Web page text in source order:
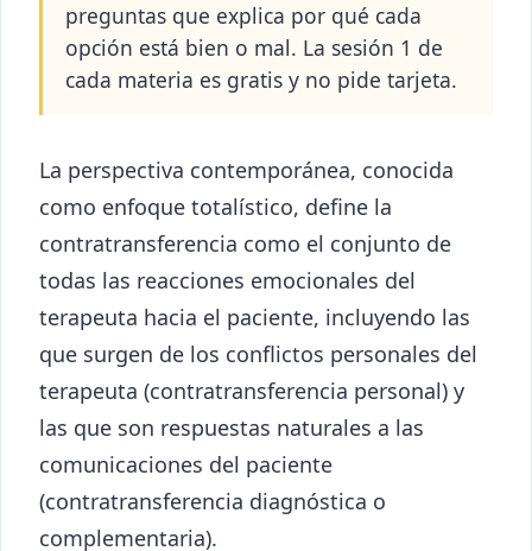
preguntas que explica por qué cada
opción está bien o mal. La sesión 1 de
cada materia es gratis y no pide tarjeta.
La perspectiva contemporánea, conocida
como enfoque totalístico, define la
contratransferencia como el conjunto de
todas las reacciones emocionales del
terapeuta hacia el paciente, incluyendo las
que surgen de los conflictos personales del
terapeuta (contratransferencia personal) y
las que son respuestas naturales a las
comunicaciones del paciente
(contratransferencia diagnóstica o
complementaria).